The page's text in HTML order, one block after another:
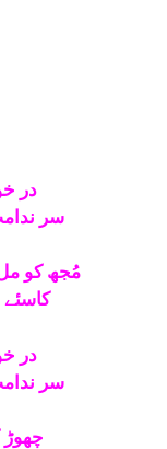
در
سر
مُجھ کو مل
کاسئے
در
سر
چھوڑ